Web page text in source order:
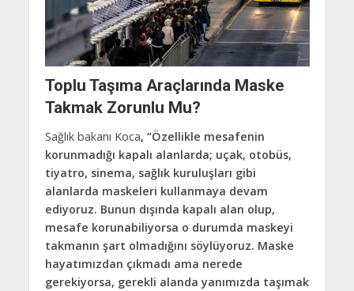
Toplu Taşıma Araçlarında Maske
Takmak Zorunlu Mu?
Sağlık bakanı Koca, “Özellikle mesafenin
korunmadığı kapalı alanlarda; uçak, otobüs,
tiyatro, sinema, sağlık kuruluşları gibi
alanlarda maskeleri kullanmaya devam
ediyoruz. Bunun dışında kapalı alan olup,
mesafe korunabiliyorsa o durumda maskeyi
takmanın şart olmadığını söylüyoruz. Maske
hayatımızdan çıkmadı ama nerede
gerekiyorsa, gerekli alanda yanımızda taşımak